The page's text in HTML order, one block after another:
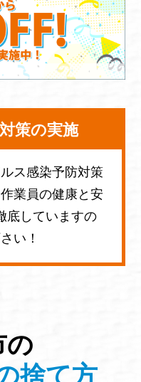
策の実施
ス感染予防対策
業員の健康と安
底していますの
い！
の
捨て方